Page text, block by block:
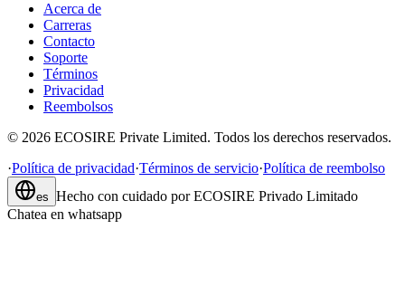
Acerca de
Carreras
Contacto
Soporte
Términos
Privacidad
Reembolsos
© 2026 ECOSIRE Private Limited. Todos los derechos reservados.
·Política de privacidad·Términos de servicio·Política de reembolso
es Hecho con cuidado por ECOSIRE Privado Limitado
Chatea en whatsapp